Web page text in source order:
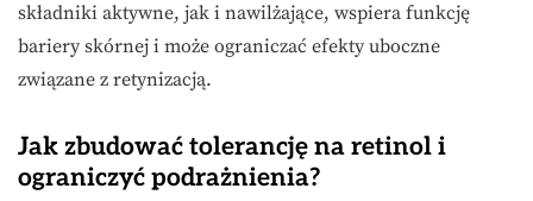
składniki aktywne, jak i nawilżające, wspiera funkcję
bariery skórnej i może ograniczać efekty uboczne
związane z retynizacją.
Jak zbudować tolerancję na retinol i
ograniczyć podrażnienia?